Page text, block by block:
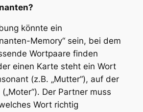
könnte ein
Memory“ sein, bei dem
Wortpaare finden
einen Karte steht ein Wort
(z.B. „Mutter“), auf der
Der Partner muss
Wort richtig